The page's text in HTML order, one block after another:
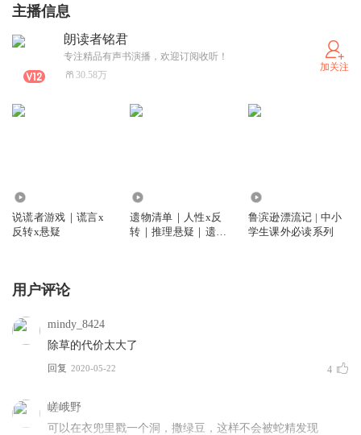
主播信息
朗读者铭君
专注精品有声书演播，欢迎订阅收听！
30.58万
加关注
说谎者游戏｜谎言x
反转x悬疑
遗物清单｜人性x反
转｜推理悬疑｜遗物
鲁滨逊漂流记 | 中小
学生课外必读系列
用户评论
mindy_8424
除草的代价太大了
回复 2020-05-22 4
嵯峨野
可以在衣兜里戳一个洞，撒绿豆，这样不会被蛇精发现